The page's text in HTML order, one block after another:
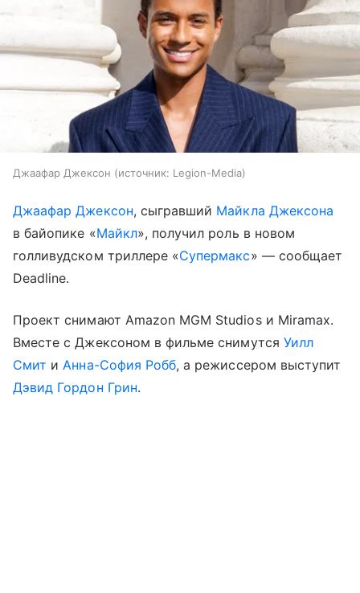
Джаафар Джексон источник: Legion-Media
Джаафар Джексон, сыгравший Майкла Джексона
в байопике «Майкл», получил роль в новом
голливудском триллере «Супермакс» — сообщает
Deadline.
Проект снимают Amazon MGM Studios и Miramax.
Вместе с Джексоном в фильме снимутся Уилл
Смит и Анна-София Робб, а режиссером выступит
Дэвид Гордон Грин.